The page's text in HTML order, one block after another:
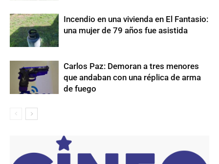
Incendio en una vivienda en El Fantasio:
una mujer de 79 años fue asistida
Carlos Paz: Demoran a tres menores
que andaban con una réplica de arma
de fuego